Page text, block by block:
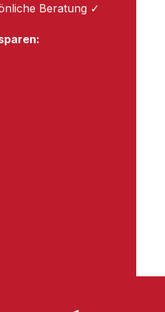
Beratung ✓